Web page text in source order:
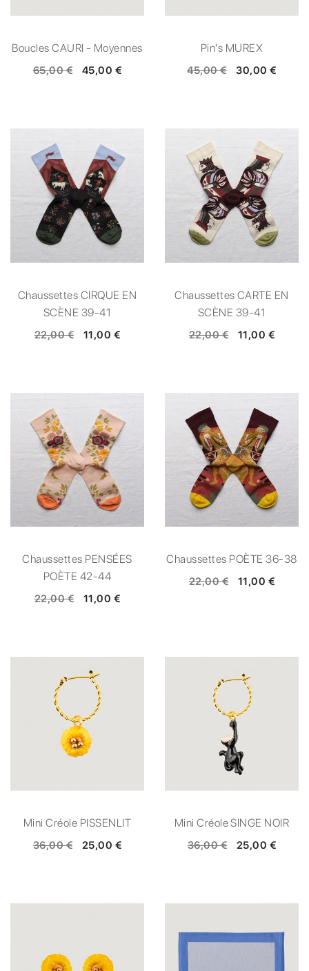
Boucles CAURI - Moyennes
65,00 € 45,00 €
Pin's MUREX
45,00 € 30,00 €
Chaussettes CIRQUE EN
SCÈNE 39-41
22,00 € 11,00 €
Chaussettes CARTE EN
SCÈNE 39-41
22,00 € 11,00 €
Chaussettes PENSÉES
POÈTE 42-44
22,00 € 11,00 €
Chaussettes POÈTE 36-38
22,00 € 11,00 €
Mini Créole PISSENLIT
36,00 € 25,00 €
Mini Créole SINGE NOIR
36,00 € 25,00 €